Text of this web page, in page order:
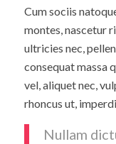
Cum sociis
montes, nascetur
ultricies nec,
consequat massa
vel, aliquet nec,
rhoncus ut,
Nullam